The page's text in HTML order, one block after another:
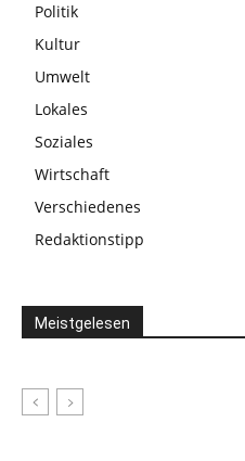
Politik
Kultur
Umwelt
Lokales
Soziales
Wirtschaft
Verschiedenes
Redaktionstipp
Meistgelesen